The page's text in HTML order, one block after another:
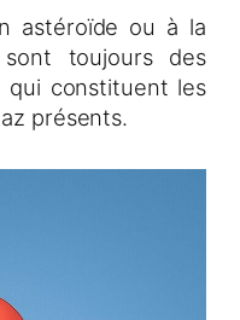
astéroïde ou à la
toujours des
qui constituent les
présents.